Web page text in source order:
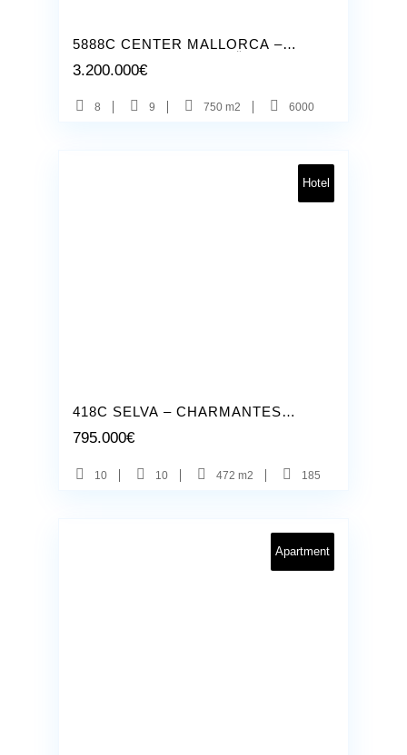
5888C CENTER MALLORCA –
HOTEL LIZENZ
3.200.000€
8 9 750 m2 6000
Hotel
418C SELVA – CHARMANTES
795.000€
10 10 472 m2 185
Apartment